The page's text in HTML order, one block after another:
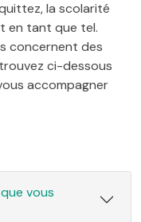
la scolarité
en tant que tel.
concernent des
ci-dessous
accompagner
vous